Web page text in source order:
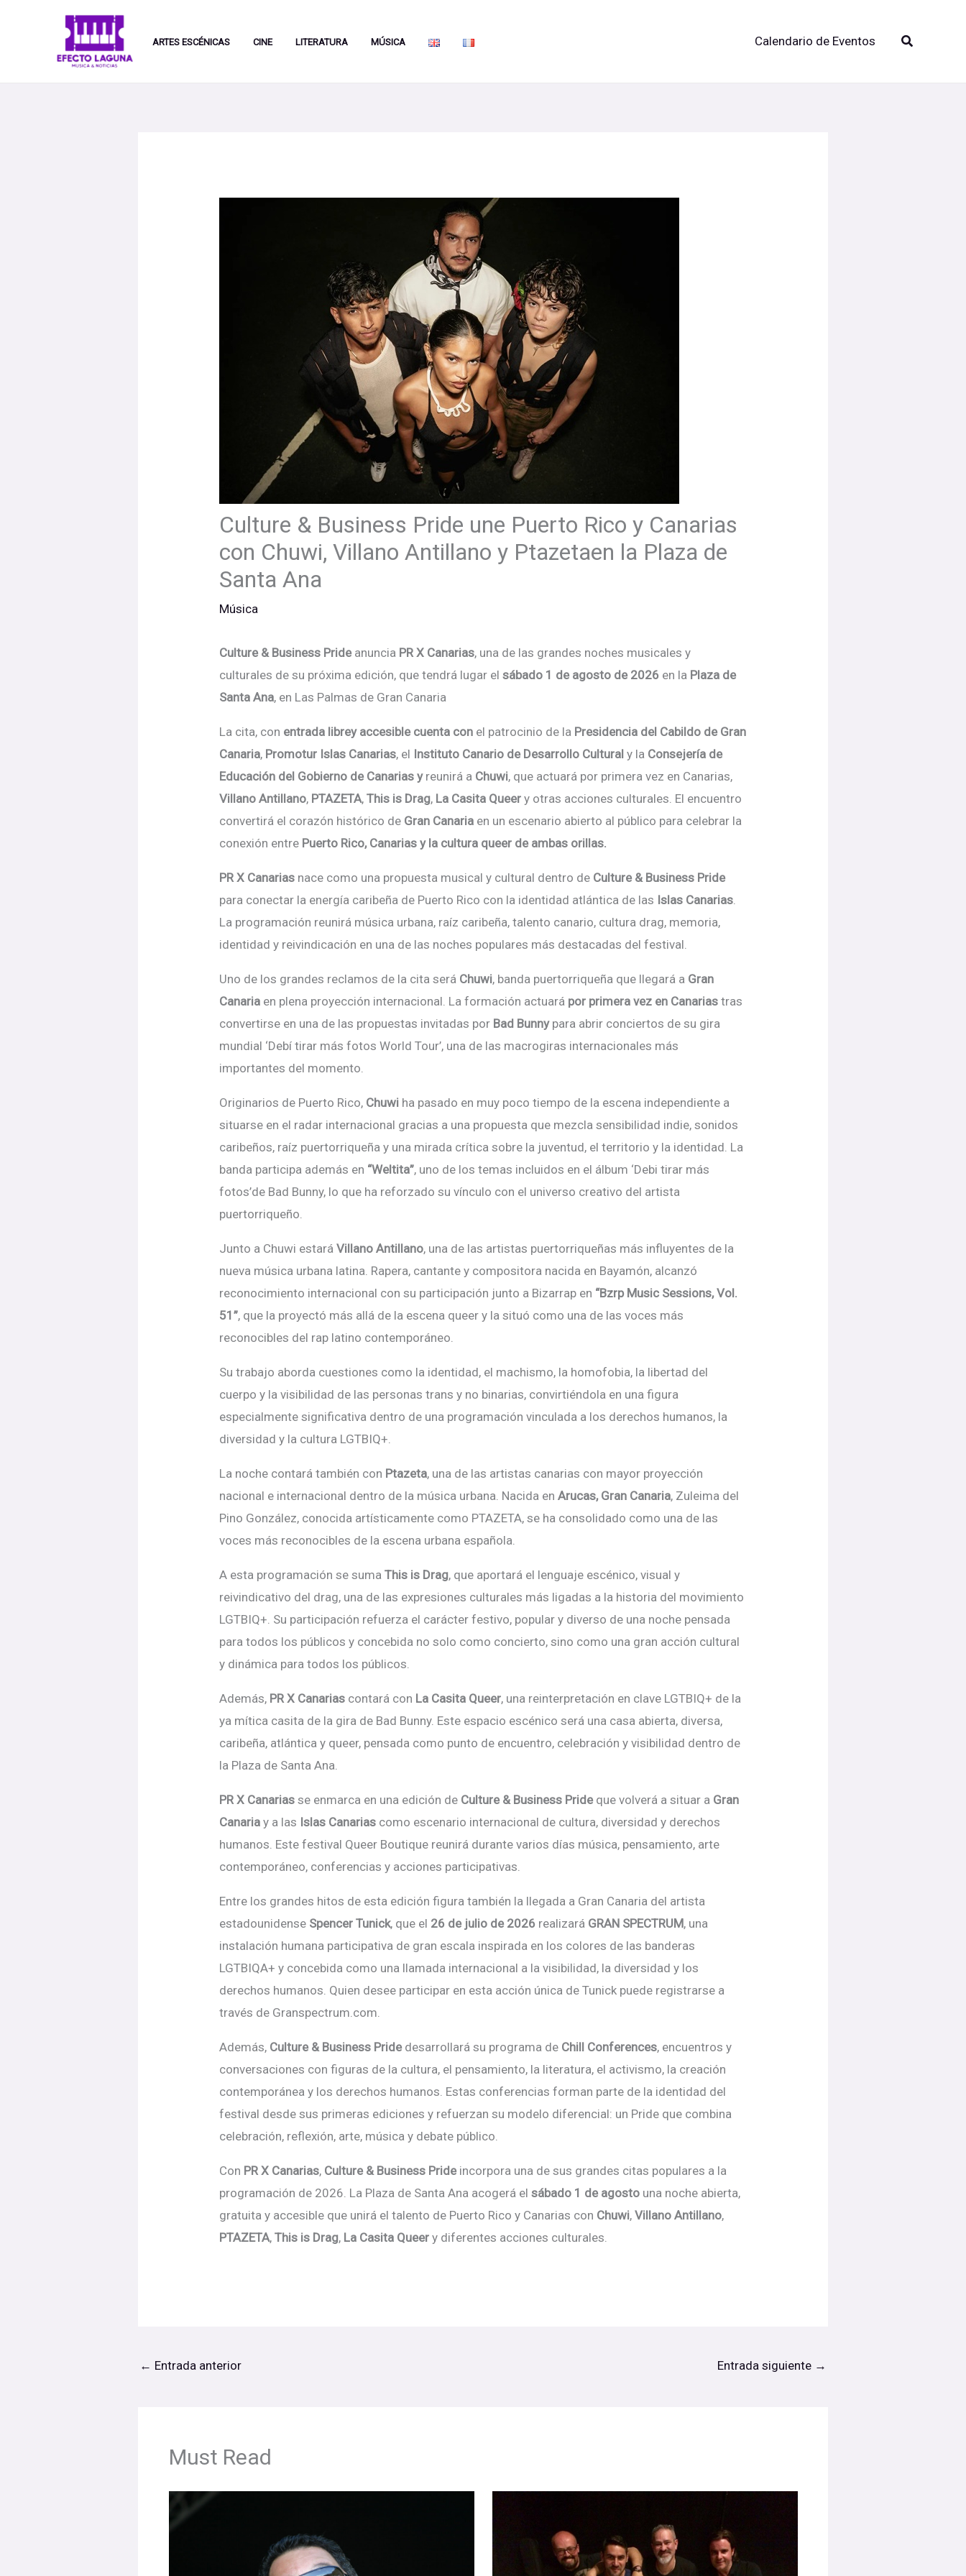
ARTES ESCÉNICAS CINE LITERATURA MÚSICA Calendario de Eventos Buscar
Culture & Business Pride une Puerto Rico y Canarias
con Chuwi, Villano Antillano y Ptazetaen la Plaza de
Santa Ana
Música
Culture & Business Prideanuncia PR X Canarias, una de las grandes noches musicales y
culturales de su próxima edición, que tendrá lugar elsábado 1 de agosto de 2026 en la Plaza de
Santa Ana, en Las Palmas de Gran Canaria
La cita, con entrada librey accesible cuenta con el patrocinio de la Presidencia del Cabildo de Gran
Canaria, Promotur Islas Canarias, el Instituto Canario de Desarrollo Cultural y la Consejería de
Educación del Gobierno de Canarias yreunirá a Chuwi, que actuará por primera vez en Canarias,
Villano Antillano, PTAZETA,This is Drag, La Casita Queer y otras acciones culturales. El encuentro
convertirá el corazón histórico de Gran Canaria en un escenario abierto al público para celebrar la
conexión entre Puerto Rico, Canarias y la cultura queer de ambas orillas.
PR X Canarias nace como una propuesta musical y cultural dentro de Culture & Business Pride
para conectar la energía caribeña de Puerto Rico con la identidad atlántica de las Islas Canarias.
La programación reunirá música urbana, raíz caribeña, talento canario, cultura drag, memoria,
identidad y reivindicación en una de las noches populares más destacadas del festival.
Uno de los grandes reclamos de la cita será Chuwi, banda puertorriqueña que llegará a Gran
Canaria en plena proyección internacional. La formación actuará por primera vez en Canarias tras
convertirse en una de las propuestas invitadas por Bad Bunnypara abrir conciertos de su gira
mundial ‘Debí tirar más fotos World Tour’, una de las macrogiras internacionales más
importantes del momento.
Originarios de Puerto Rico, Chuwi ha pasado en muy poco tiempo de la escena independiente a
situarse en el radar internacional gracias a una propuesta que mezcla sensibilidad indie, sonidos
caribeños, raíz puertorriqueña y una mirada crítica sobre la juventud, el territorio y la identidad. La
banda participa además en “Weltita”, uno de los temas incluidos en el álbum ‘Debi tirar más
fotos’de Bad Bunny, lo que ha reforzado su vínculo con el universo creativo del artista
puertorriqueño.
Junto a Chuwi estaráVillano Antillano, una de las artistas puertorriqueñas más influyentes de la
nueva música urbana latina. Rapera, cantante y compositora nacida en Bayamón, alcanzó
reconocimiento internacional con su participación junto a Bizarrap en “Bzrp Music Sessions, Vol.
51”, que la proyectó más allá de la escena queer y la situó como una de las voces más
reconocibles del rap latino contemporáneo.
Su trabajo aborda cuestiones como la identidad, el machismo, la homofobia, la libertad del
cuerpo y la visibilidad de las personas trans y no binarias, convirtiéndola en una figura
especialmente significativa dentro de una programación vinculada a los derechos humanos, la
diversidad y la cultura LGTBIQ+.
La noche contará también con Ptazeta, una de las artistas canarias con mayor proyección
nacional e internacional dentro de la música urbana. Nacida enArucas, Gran Canaria, Zuleima del
Pino González, conocida artísticamente como PTAZETA, se ha consolidado como una de las
voces más reconocibles de la escena urbana española.
A esta programación se sumaThis is Drag, que aportará el lenguaje escénico, visual y
reivindicativo del drag, una de las expresiones culturales más ligadas a la historia del movimiento
LGTBIQ+. Su participación refuerza el carácter festivo, popular y diverso de una noche pensada
para todos los públicos y concebida no solo como concierto, sino como una gran acción cultural
y dinámica para todos los públicos.
Además, PR X Canarias contará con La Casita Queer, una reinterpretación en clave LGTBIQ+ de la
ya mítica casita de la gira de Bad Bunny. Este espacio escénicoserá una casa abierta, diversa,
caribeña, atlántica y queer, pensada como punto de encuentro, celebración y visibilidad dentro de
la Plaza de Santa Ana.
PR X Canarias se enmarca en una edición de Culture & Business Prideque volverá a situar a Gran
Canaria y a las Islas Canarias como escenario internacional de cultura, diversidad y derechos
humanos. Este festival Queer Boutique reunirá durante varios días música, pensamiento, arte
contemporáneo, conferencias y acciones participativas.
Entre los grandes hitos de esta edición figura también la llegada a Gran Canaria del artista
estadounidense Spencer Tunick, que el 26 de julio de 2026 realizará GRAN SPECTRUM, una
instalación humana participativa de gran escala inspirada en los colores de las banderas
LGTBIQA+ y concebida como una llamada internacional a la visibilidad, la diversidad y los
derechos humanos. Quien desee participar en esta acción única de Tunick puede registrarse a
través de Granspectrum.com.
Además, Culture & Business Pridedesarrollará su programa de Chill Conferences, encuentros y
conversaciones con figuras de la cultura, el pensamiento, la literatura, el activismo, la creación
contemporánea y los derechos humanos. Estas conferencias forman parte de la identidad del
festival desde sus primeras ediciones y refuerzan su modelo diferencial: un Pride que combina
celebración, reflexión, arte, música y debate público.
Con PR X Canarias, Culture & Business Prideincorpora una de sus grandes citas populares a la
programación de 2026. La Plaza de Santa Ana acogerá elsábado 1 de agosto una noche abierta,
gratuita y accesible que unirá el talento de Puerto Rico y Canarias con Chuwi,Villano Antillano,
PTAZETA,This is Drag, La Casita Queer y diferentes acciones culturales.
← Entrada anterior Entrada siguiente →
Must Read